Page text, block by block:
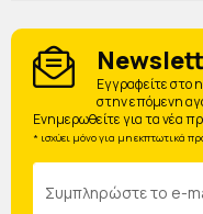
Eγγραφείτε στο
στην επόμενη
Ενημερωθείτε για τα νέα
* ισχύει μόνο για μη εκπτωτικά